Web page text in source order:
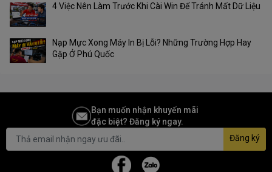
4 Việc Nên Làm Trước Khi Cài Win Để Tránh Mất Dữ Liệu
Nạp Mực Xong Máy In Bị Lỗi? Những Trường Hợp Hay
Gặp Ở Phú Quốc
Bạn muốn nhận khuyến mãi
đặc biệt? Đăng ký ngay.
Đăng ký